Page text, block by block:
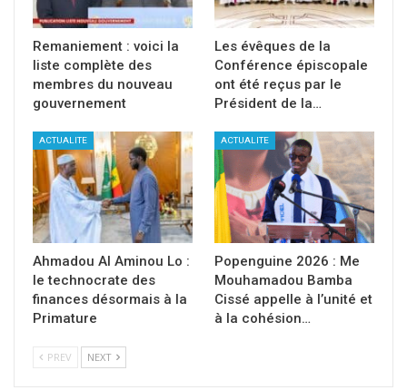
Remaniement : voici la
liste complète des
membres du nouveau
gouvernement
Les évêques de la
Conférence épiscopale
ont été reçus par le
Président de la…
ACTUALITE
Ahmadou Al Aminou Lo :
le technocrate des
finances désormais à la
Primature
ACTUALITE
Popenguine 2026 : Me
Mouhamadou Bamba
Cissé appelle à l’unité et
à la cohésion…
PREV NEXT